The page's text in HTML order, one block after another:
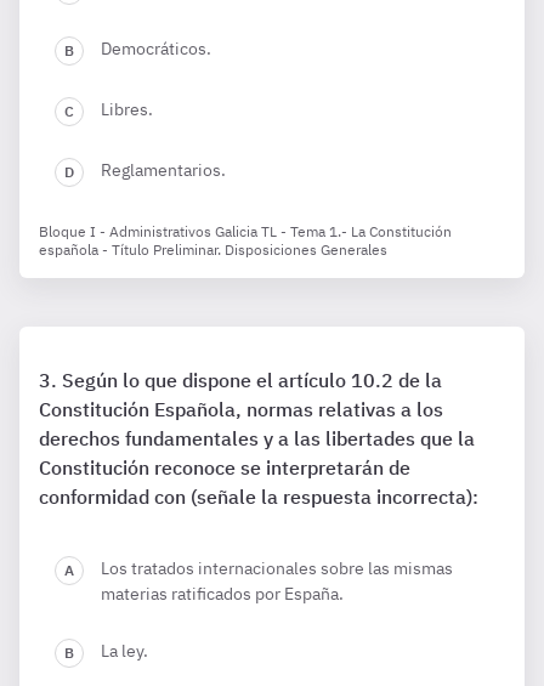
Democráticos.
Libres.
Reglamentarios.
Bloque I - Administrativos Galicia TL - Tema 1.- La Constitución
española - Título Preliminar. Disposiciones Generales
Según lo que dispone el artículo 10.2 de la
Constitución Española, normas relativas a los
derechos fundamentales y a las libertades que la
Constitución reconoce se interpretarán de
conformidad con (señale la respuesta incorrecta):
Los tratados internacionales sobre las mismas
materias ratificados por España.
La ley.